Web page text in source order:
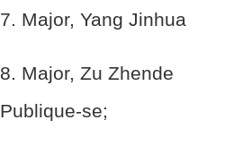
7. Major, Yang Jinhua
8. Major, Zu Zhende
Publique-se;